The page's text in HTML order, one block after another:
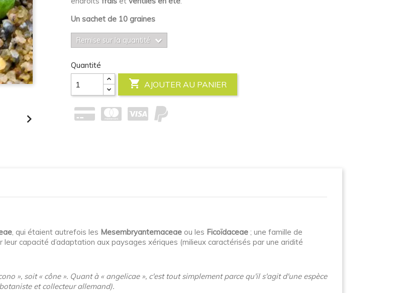

Un sachet de 10 graines
Remise sur la quantité
Quantité
 AJOUTER AU PANIER
, qui étaient autrefois les Mesembryantemaceae ou les Ficoïdaceae ; une famille de
capacité d’adaptation aux paysages xériques (milieux caractérisés par une aridité
», soit « cône ». Quant à « angelicae », c'est tout simplement parce qu'il s'agit d'une espèce
et collecteur allemand).